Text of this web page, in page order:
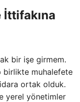
İttifakına
bir işe girmem.
birlikte muhalefete
ortak olduk.
yerel yönetimler